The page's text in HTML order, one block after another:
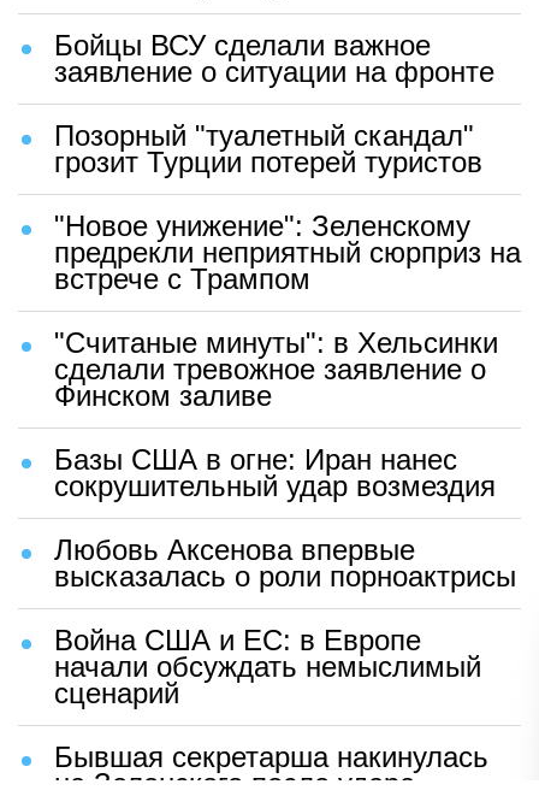
Бойцы ВСУ сделали важное
заявление о ситуации на фронте
Позорный "туалетный скандал"
грозит Турции потерей туристов
"Новое унижение": Зеленскому
предрекли неприятный сюрприз на
встрече с Трампом
"Считаные минуты": в Хельсинки
сделали тревожное заявление о
Финском заливе
Базы США в огне: Иран нанес
сокрушительный удар возмездия
Любовь Аксенова впервые
высказалась о роли порноактрисы
Война США и ЕС: в Европе
начали обсуждать немыслимый
сценарий
Бывшая секретарша накинулась
на Зеленского после удара